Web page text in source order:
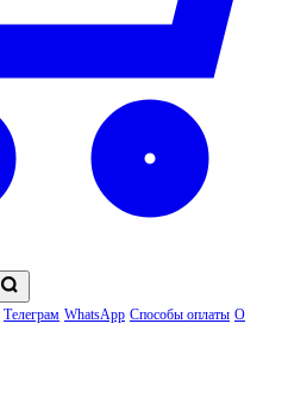
Телеграм WhatsApp Способы оплаты О